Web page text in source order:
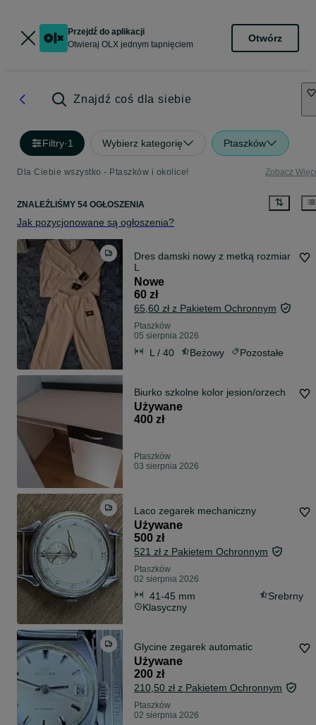
Przejdź do aplikacji
Otwieraj OLX jednym tapnięciem
Otwórz
Znajdź coś dla siebie
Filtry·1 Wybierz kategorię Ptaszków
Dla Ciebie wszystko - Ptaszków i okolice! Zobacz
ZNALEŹLIŚMY 54 OGŁOSZENIA
Jak pozycjonowane są ogłoszenia?
Dres damski nowy z metką rozmiar
L
Nowe
60 zł
65,60 zł z Pakietem Ochronnym
Ptaszków
05 sierpnia 2026
L / 40 Beżowy Pozostałe
Biurko szkolne kolor jesion/orzech
Używane
400 zł
Ptaszków
03 sierpnia 2026
Laco zegarek mechaniczny
Używane
500 zł
521 zł z Pakietem Ochronnym
Ptaszków
02 sierpnia 2026
41-45 mm
Srebrny
Klasyczny
Glycine zegarek automatic
Używane
200 zł
210,50 zł z Pakietem Ochronnym
Ptaszków
02 sierpnia 2026